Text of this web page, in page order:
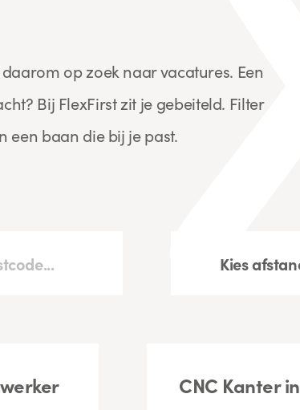
op zoek naar vacatures. Een
Bij FlexFirst zit je gebeiteld. Filter
een baan die bij je past.
CNC Kanter